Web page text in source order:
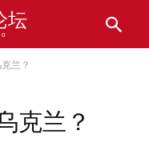
坛
兰？
克兰？